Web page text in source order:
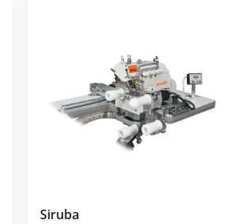
Siruba